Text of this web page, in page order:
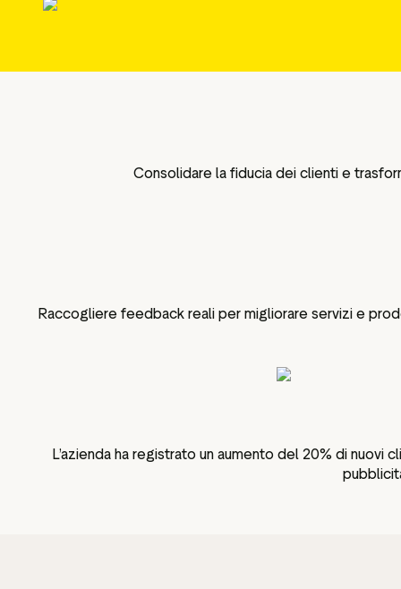
Consolidare la fiducia dei clienti e
Raccogliere feedback reali per migliorare servizi e
L’azienda ha registrato un aumento del 20% di